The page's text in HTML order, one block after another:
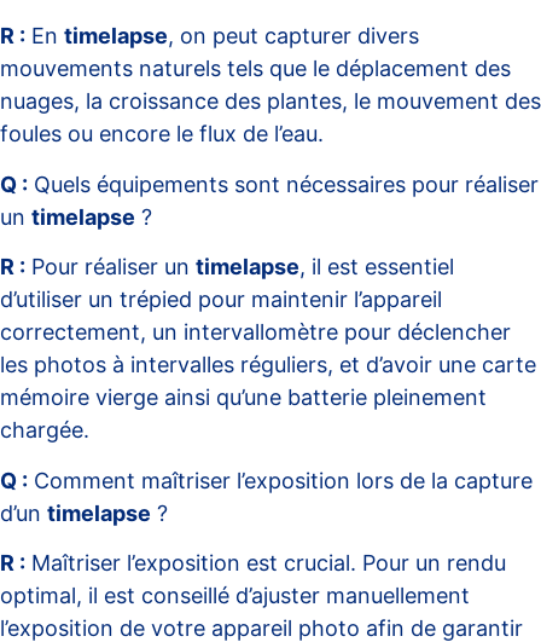
R : En timelapse, on peut capturer divers
mouvements naturels tels que le déplacement des
nuages, la croissance des plantes, le mouvement des
foules ou encore le flux de l’eau.
Q : Quels équipements sont nécessaires pour réaliser
un timelapse ?
R : Pour réaliser un timelapse, il est essentiel
d’utiliser un trépied pour maintenir l’appareil
correctement, un intervallomètre pour déclencher
les photos à intervalles réguliers, et d’avoir une carte
mémoire vierge ainsi qu’une batterie pleinement
chargée.
Q : Comment maîtriser l’exposition lors de la capture
d’un timelapse ?
R : Maîtriser l’exposition est crucial. Pour un rendu
optimal, il est conseillé d’ajuster manuellement
l’exposition de votre appareil photo afin de garantir